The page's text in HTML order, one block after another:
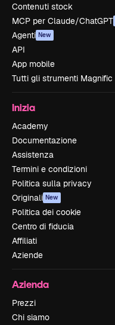
Contenuti stock
MCP per Claude/ChatGPT
Agenti New
API
App mobile
Tutti gli strumenti Magnific
Inizia
Academy
Documentazione
Assistenza
Termini e condizioni
Politica sulla privacy
Originali New
Politica dei cookie
Centro di fiducia
Affiliati
Aziende
Azienda
Prezzi
Chi siamo